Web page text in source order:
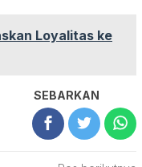
Loyalitas ke
SEBARKAN